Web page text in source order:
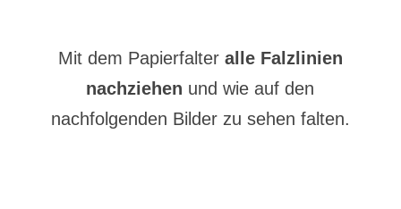
Mit dem Papierfalter alle Falzlinien
nachziehen und wie auf den
nachfolgenden Bilder zu sehen falten.